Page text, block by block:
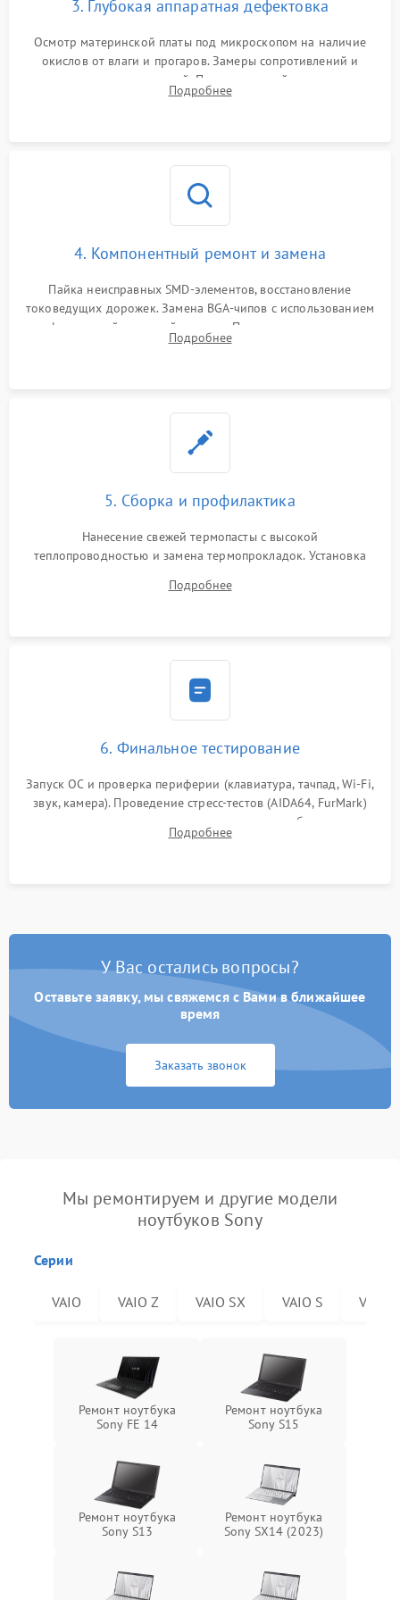
3. Глубокая аппаратная дефектовка
Осмотр материнской платы под микроскопом на наличие
окислов от влаги и прогаров. Замеры сопротивлений и
дежурных напряжений. Проверка цепей питания,
мультиконтроллера, процессора и видеочипа.
Подробнее
4. Компонентный ремонт и замена
Пайка неисправных SMD-элементов, восстановление
токоведущих дорожек. Замена BGA-чипов с использованием
инфракрасной паяльной станции. Прошивка микросхемы
BIOS или замена поврежденных портов USB
Подробнее
5. Сборка и профилактика
Нанесение свежей термопасты с высокой
теплопроводностью и замена термопрокладок. Установка
шлейфов, модулей памяти и накопителей. Предварительная
Подробнее
6. Финальное тестирование
Запуск ОС и проверка периферии (клавиатура, тачпад, Wi-Fi,
звук, камера). Проведение стресс-тестов (AIDA64, FurMark)
для контроля температурного режима и стабильности
системы под пиковой нагрузкой.
Подробнее
У Вас остались вопросы?
Оставьте заявку, мы свяжемся с Вами в ближайшее
время
Заказать звонок
Мы ремонтируем и другие модели
ноутбуков Sony
Серии
VAIO VAIO Z VAIO SX VAIO S VAIO
Ремонт ноутбука
Sony FE 14
Ремонт ноутбука
Sony S15
Ремонт ноутбука
Sony S13
Ремонт ноутбука
Sony SX14 (2023)